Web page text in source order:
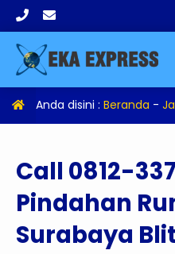
Anda disini : Beranda -
Call 0812-
Pindahan
Surabaya